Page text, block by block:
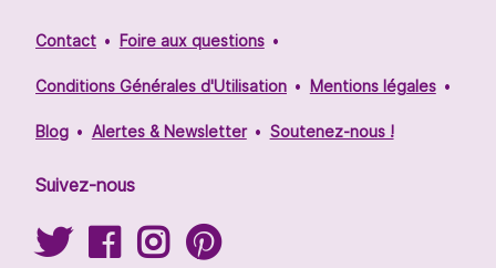
Contact Foire aux questions
Conditions Générales d'Utilisation Mentions légales
Blog Alertes & Newsletter Soutenez-nous !
Suivez-nous